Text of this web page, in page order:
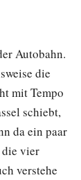
Autobahn.
die
mit Tempo
schiebt,
da ein paar
vier
verstehe